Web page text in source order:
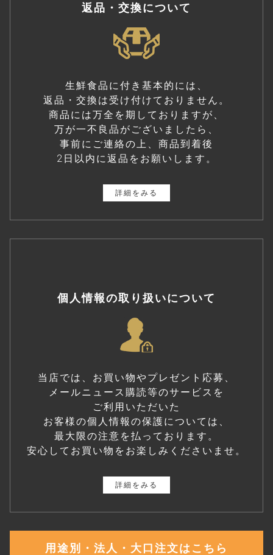
返品・交換について
生鮮食品に付き基本的には、
返品・交換は受け付けておりません。
商品には万全を期しておりますが、
万が一不良品がございましたら、
事前にご連絡の上、商品到着後
2日以内に返品をお願いします。
詳細をみる
個人情報の取り扱いについて
当店では、お買い物やプレゼント応募、
メールニュース購読等のサービスを
ご利用いただいた
お客様の個人情報の保護については、
最大限の注意を払っております。
安心してお買い物をお楽しみくださいませ。
詳細をみる
用途別・法人・大口注文はこちら